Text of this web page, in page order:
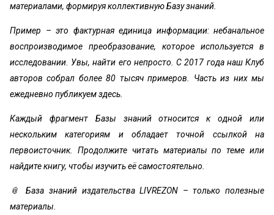
материалами, формируя коллективную Базу знаний.
Пример – это фактурная единица информации: небанальное
воспроизводимое преобразование, которое используется в
исследовании. Увы, найти его непросто. С 2017 года наш Клуб
авторов собрал более 80 тысяч примеров. Часть из них мы
ежедневно публикуем здесь.
Каждый фрагмент Базы знаний относится к одной или
нескольким категориям и обладает точной ссылкой на
первоисточник. Продолжите читать материалы по теме или
найдите книгу, чтобы изучить её самостоятельно.
📎 База знаний издательства LIVREZON – только полезные
материалы.